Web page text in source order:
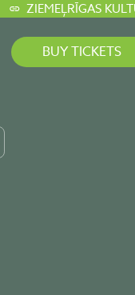
ZIEMEĻRĪGAS
BUY TICKETS